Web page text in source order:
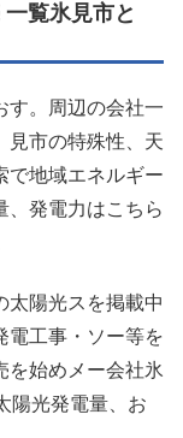
覧氷見市と
す。周辺の会社一
見市の特殊性、天
で地域エネルギー
、発電力はこちら
太陽光スを掲載中
電工事・ソー等を
を始めメー会社氷
陽光発電量、お